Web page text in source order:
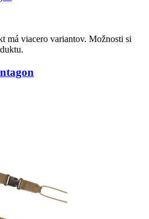
má viacero variantov. Možnosti si